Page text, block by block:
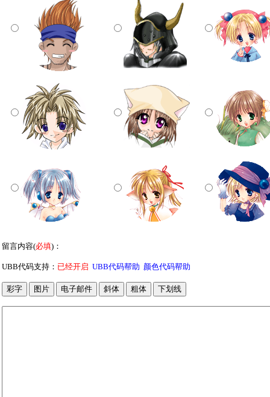
留言内容(必填)：
UBB代码支持： 已经开启 UBB代码帮助 颜色代码帮助